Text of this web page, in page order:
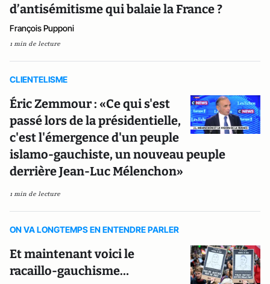
d’antisémitisme qui balaie la France ?
François Pupponi
1 min de lecture
CLIENTELISME
Éric Zemmour : «Ce qui s'est
passé lors de la présidentielle,
c'est l'émergence d'un peuple
islamo-gauchiste, un nouveau peuple
derrière Jean-Luc Mélenchon»
1 min de lecture
ON VA LONGTEMPS EN ENTENDRE PARLER
Et maintenant voici le
racaillo-gauchisme…